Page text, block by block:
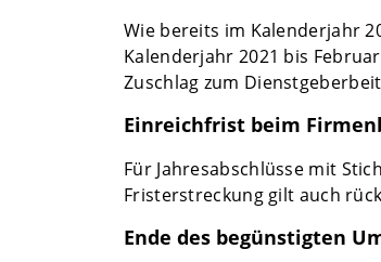
Wie bereits im Kalenderjahr
Kalenderjahr 2021 bis
Zuschlag zum
Einreichfrist beim
Für Jahresabschlüsse mit
Fristerstreckung gilt auch
Ende des begünstigten